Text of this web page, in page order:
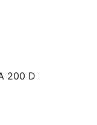
200 D